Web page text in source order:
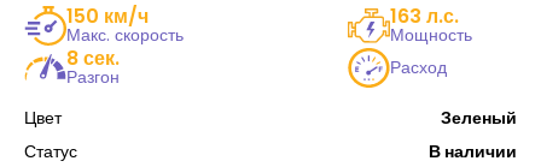
150 км/ч
Макс. скорость
163 л.с.
Мощность
8 сек.
Разгон Расход
Цвет
Зеленый
Статус
В наличии